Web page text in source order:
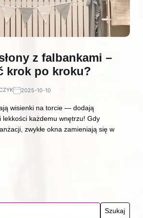
z falbankami –
krok po kroku?
2025-10-10
wisienki na torcie — dodają
lekkości każdemu wnętrzu! Gdy
zwykłe okna zamieniają się w